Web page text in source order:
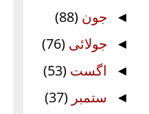
◄ جون (88)
◄ جولائی (76)
◄ اگست (53)
◄ ستمبر (37)